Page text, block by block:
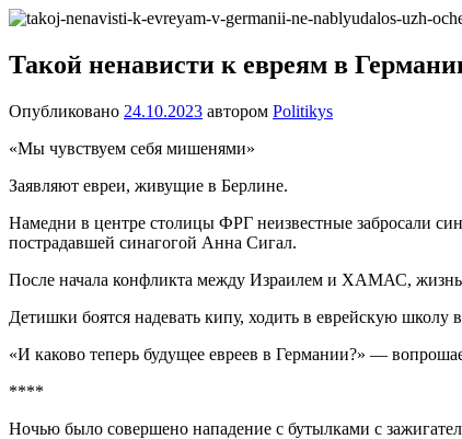
Перейти
содержимому
один
сайт
WordPress
Такой ненависти к евреям в
Опубликовано 24.10.2023 автором Politikys
«Мы чувствуем себя мишенями»
Заявляют евреи, живущие в Берлине.
Намедни в центре столицы ФРГ неизвестные забросали
пострадавшей синагогой Анна Сигал.
После начала конфликта между Израилем и ХАМАС, жизнь
Детишки боятся надевать кипу, ходить в еврейскую
«И каково теперь будущее евреев в Германии?» —
****
Ночью было совершено нападение с бутылками с